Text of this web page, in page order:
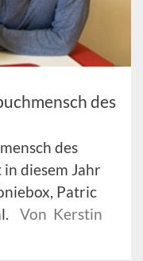
des
des
in diesem Jahr
Patric
Von Kerstin